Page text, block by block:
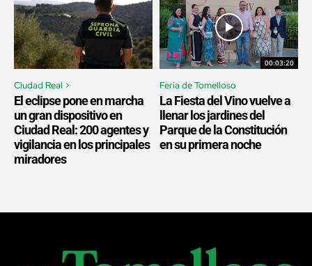
Ciudad Real >
El eclipse pone en marcha
un gran dispositivo en
Ciudad Real: 200 agentes y
vigilancia en los principales
miradores
00:03:20
Feria de Tomelloso
La Fiesta del Vino vuelve a
llenar los jardines del
Parque de la Constitución
en su primera noche